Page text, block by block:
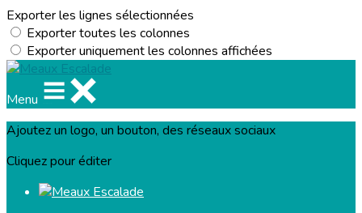
Exporter les lignes sélectionnées
Exporter toutes les colonnes
Exporter uniquement les colonnes affichées
Menu
Ajoutez un logo, un bouton, des réseaux sociaux
Cliquez pour éditer